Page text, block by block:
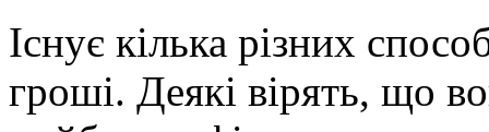
Існує кілька різних
гроші. Деякі вірять, що